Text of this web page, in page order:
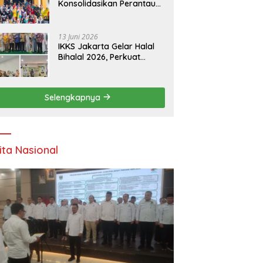
Konsolidasikan Perantau
13 Juni 2026
IKKS Jakarta Gelar Halal
Bihalal 2026, Perkuat
Warga Kuansing
Selengkapnya
Nasional